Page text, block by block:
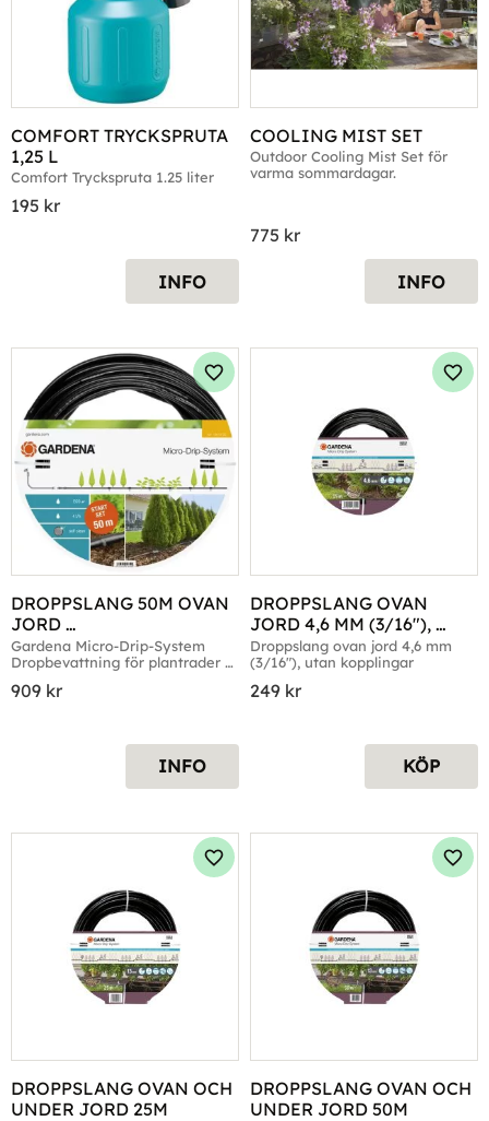
COMFORT TRYCKSPRUTA
1,25 L
Comfort Tryckspruta 1.25 liter
195 kr
INFO
COOLING MIST SET
Outdoor Cooling Mist Set för
varma sommardagar.
775 kr
INFO
DROPPSLANG 50M OVAN
JORD
INKL. TRYCKUTJÄMNARE
Gardena Micro-Drip-System
Dropbevattning för plantrader
909 kr
Lägg till i favoriter
INFO
DROPPSLANG OVAN
JORD 4,6 MM (3/16"),
UTAN KOPPLINGAR
Droppslang ovan jord 4,6 mm
(3/16"), utan kopplingar
249 kr
KÖP
DROPPSLANG OVAN OCH
UNDER JORD 25M
Lägg till i favoriter
DROPPSLANG OVAN OCH
UNDER JORD 50M